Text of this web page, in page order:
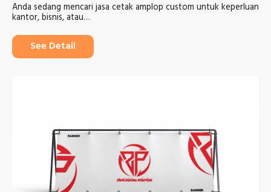
Anda sedang mencari jasa cetak amplop custom untuk keperluan
kantor, bisnis, atau…
See Detail